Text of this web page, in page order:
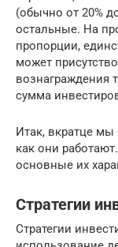
(обычно от 20%
остальные. На
пропорции,
может
вознаграждения
сумма
Итак, вкратце мы
как они
основные их
Стратегии
Стратегии